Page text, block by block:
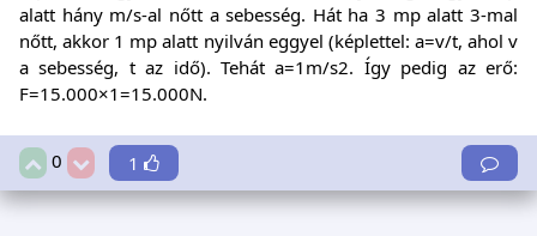
alatt hány m/s-al nőtt a sebesség. Hát ha 3 mp alatt 3-mal
nőtt, akkor 1 mp alatt nyilván eggyel (képlettel: a=v/t, ahol v
a sebesség, t az idő). Tehát a=1m/s2. Így pedig az erő:
F=15.000×1=15.000N.
0 1